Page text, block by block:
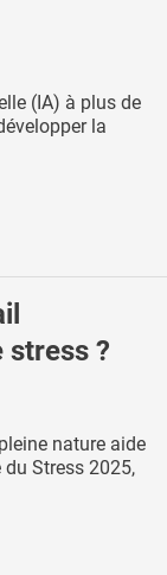
(IA) à plus de
la
?
nature aide
du Stress 2025,